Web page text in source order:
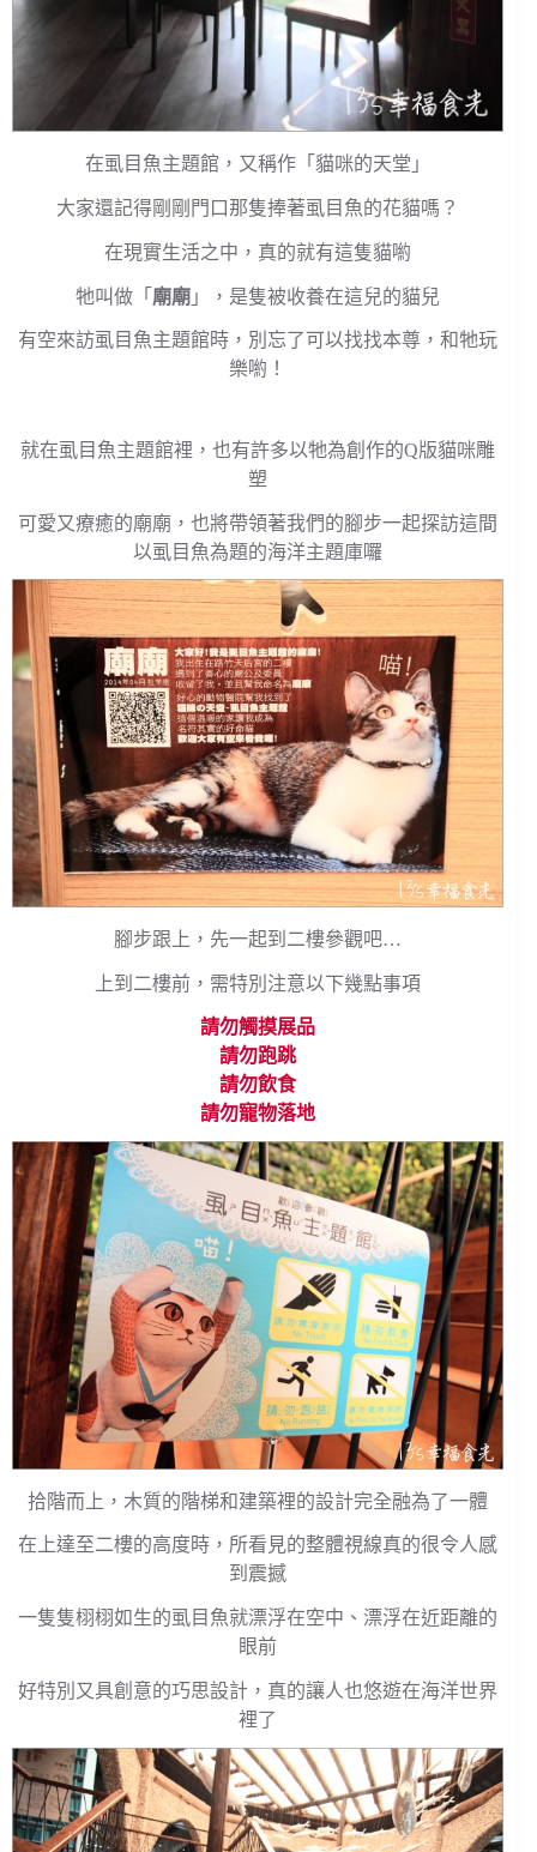
在虱目魚主題館，又稱作「貓咪的天堂」
大家還記得剛剛門口那隻捧著虱目魚的花貓嗎？
在現實生活之中，真的就有這隻貓喲
牠叫做「 廟廟 」，是隻被收養在這兒的貓兒
有空來訪虱目魚主題館時，別忘了可以找找本尊，和牠玩
樂喲！
就在虱目魚主題館裡，也有許多以牠為創作的Q版貓咪雕
塑
可愛又療癒的廟廟，也將帶領著我們的腳步一起探訪這間
以虱目魚為題的海洋主題庫囉
腳步跟上，先一起到二樓參觀吧…
上到二樓前，需特別注意以下幾點事項
請勿觸摸展品
請勿跑跳
請勿飲食
請勿寵物落地
拾階而上，木質的階梯和建築裡的設計完全融為了一體
在上達至二樓的高度時，所看見的整體視線真的很令人感
到震撼
一隻隻栩栩如生的虱目魚就漂浮在空中、漂浮在近距離的
眼前
好特別又具創意的巧思設計，真的讓人也悠遊在海洋世界
裡了